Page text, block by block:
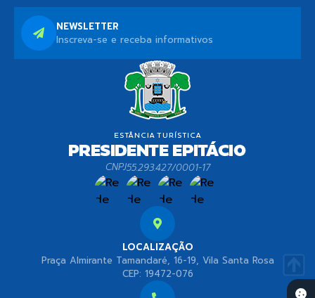
LOCALIZAÇÃO
Praça Almirante Tamandaré, 16-19, Vila Santa Rosa
CEP: 19472-076
CNPJ55.293.427/0001-17
NEWSLETTER
Inscreva-se e receba informativos